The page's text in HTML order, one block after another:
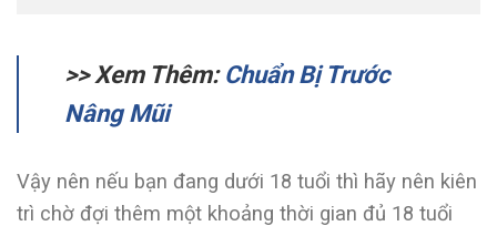
>> Xem Thêm: Chuẩn Bị Trước
Nâng Mũi
Vậy nên nếu bạn đang dưới 18 tuổi thì hãy nên kiên
trì chờ đợi thêm một khoảng thời gian đủ 18 tuổi